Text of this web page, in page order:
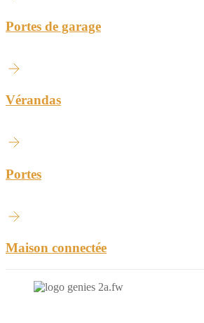
Portes de garage
Vérandas
Portes
Maison connectée